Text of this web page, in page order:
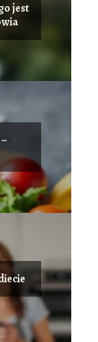
jest